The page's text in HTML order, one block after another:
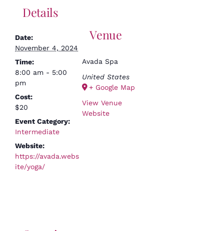
Details
Date:
November 4, 2024
Time:
8:00 am - 5:00
pm
Cost:
$20
Event Category:
Intermediate
Website:
https://avada.webs
ite/yoga/
Venue
Avada Spa
United States
+ Google Map
View Venue
Website